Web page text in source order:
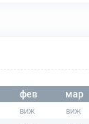
фев мар